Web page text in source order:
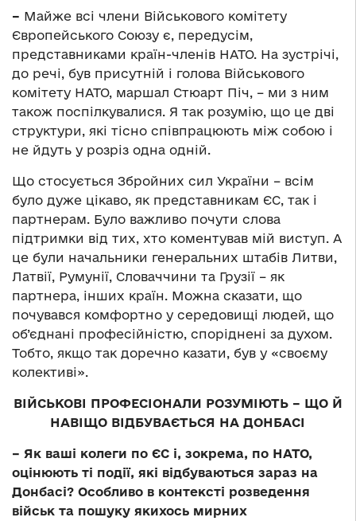
– Майже всі члени Військового комітету
Європейського Союзу є, передусім,
представниками країн-членів НАТО. На зустрічі,
до речі, був присутній і голова Військового
комітету НАТО, маршал Стюарт Піч, – ми з ним
також поспілкувалися. Я так розумію, що це дві
структури, які тісно співпрацюють між собою і
не йдуть у розріз одна одній.
Що стосується Збройних сил України – всім
було дуже цікаво, як представникам ЄС, так і
партнерам. Було важливо почути слова
підтримки від тих, хто коментував мій виступ. А
це були начальники генеральних штабів Литви,
Латвії, Румунії, Словаччини та Грузії – як
партнера, інших країн. Можна сказати, що
почувався комфортно у середовищі людей, що
об’єднані професійністю, споріднені за духом.
Тобто, якщо так доречно казати, був у «своєму
колективі».
ВІЙСЬКОВІ ПРОФЕСІОНАЛИ РОЗУМІЮТЬ – ЩО Й
НАВІЩО ВІДБУВАЄТЬСЯ НА ДОНБАСІ
– Як ваші колеги по ЄС і, зокрема, по НАТО,
оцінюють ті події, які відбуваються зараз на
Донбасі? Особливо в контексті розведення
військ та пошуку якихось мирних